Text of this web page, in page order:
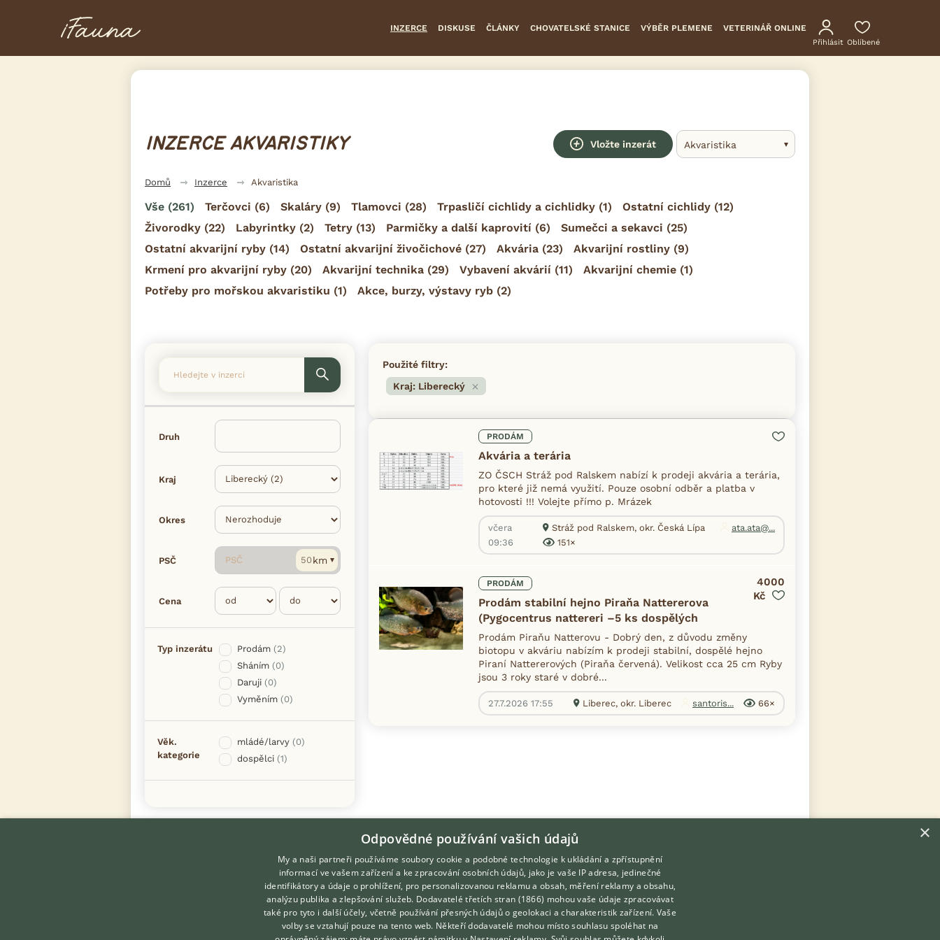
INZERCE DISKUSE ČLÁNKY CHOVATELSKÉ STANICE VÝBĚR PLEMENE VETERINÁŘ ONLINE
Přihlásit Oblíbené
INZERCE AKVARISTIKY Vložte inzerát Akvaristika
Domů Inzerce Akvaristika
Vše (261) Terčovci (6) Skaláry (9) Tlamovci (28) Trpasličí cichlidy a cichlidky (1) Ostatní cichlidy (12)
Živorodky (22) Labyrintky (2) Tetry (13) Parmičky a další kaprovití (6) Sumečci a sekavci (25)
Ostatní akvarijní ryby (14) Ostatní akvarijní živočichové (27) Akvária (23) Akvarijní rostliny (9)
Krmení pro akvarijní ryby (20) Akvarijní technika (29) Vybavení akvárií (11) Akvarijní chemie (1)
Potřeby pro mořskou akvaristiku (1) Akce, burzy, výstavy ryb (2)
Druh
Kraj
Okres
PSČ PSČ km
Cena
Typ inzerátu Prodám (2)
Sháním (0)
Daruji (0)
Vyměním (0)
Věk.
kategorie
mládé/larvy (0)
dospělci (1)
Použité filtry:
Kraj: Liberecký
PRODÁM
Akvária a terária
ZO ČSCH Stráž pod Ralskem nabízí k prodeji akvária a terária,
pro které již nemá využití. Pouze osobní odběr a platba v
hotovosti !!! Volejte přímo p. Mrázek
včera
09:36
Stráž pod Ralskem, okr. Česká Lípa
ata.ata@...
151×
PRODÁM
Prodám stabilní hejno Piraňa Nattererova
(Pygocentrus nattereri –5 ks dospělých
4000
Kč
Prodám Piraňu Natterovu - Dobrý den, z důvodu změny
biotopu v akváriu nabízím k prodeji stabilní, dospělé hejno
Piraní Nattererových (Piraňa červená). Velikost cca 25 cm Ryby
jsou 3 roky staré v dobré...
27.7.2026 17:55 Liberec, okr. Liberec santoris... 66×
KONTAKT DO REDAKCE
DOMOVSKÁ STRÁNKA
INZERCE
O nás
Kontakt
×
Odpovědné používání vašich údajů
My a naši partneři používáme soubory cookie a podobné technologie k ukládání a zpřístupnění
informací ve vašem zařízení a ke zpracování osobních údajů, jako je vaše IP adresa, jedinečné
identifikátory a údaje o prohlížení, pro personalizovanou reklamu a obsah, měření reklamy a obsahu,
analýzu publika a zlepšování služeb. Dodavatelé třetích stran (1866) mohou vaše údaje zpracovávat
také pro tyto i další účely, včetně používání přesných údajů o geolokaci a charakteristik zařízení. Vaše
volby se vztahují pouze na tento web. Někteří dodavatelé mohou místo souhlasu spoléhat na